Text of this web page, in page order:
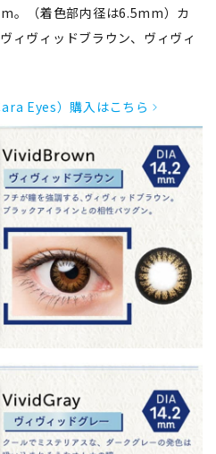
。（着色部内径は6.5mm）カ
ィヴィッドブラウン、ヴィヴィ
Eyes）購入はこちら